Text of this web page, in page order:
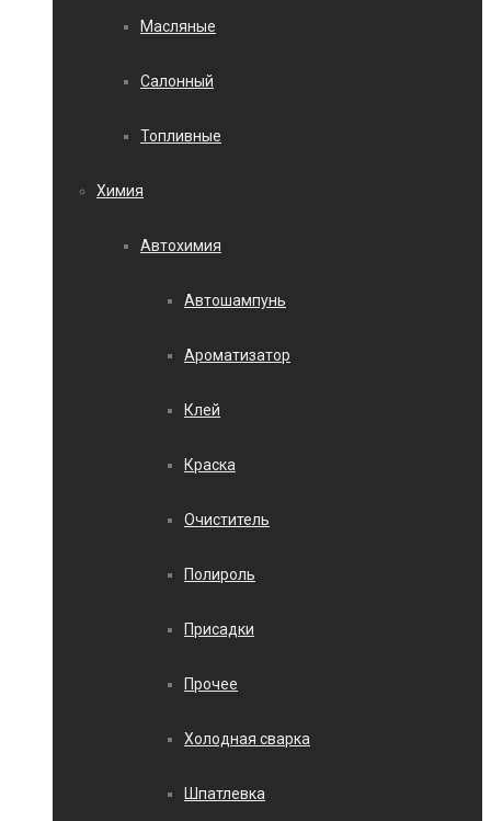
Масляные
Салонный
Топливные
Химия
Автохимия
Автошампунь
Ароматизатор
Клей
Краска
Очиститель
Полироль
Присадки
Прочее
Холодная сварка
Шпатлевка